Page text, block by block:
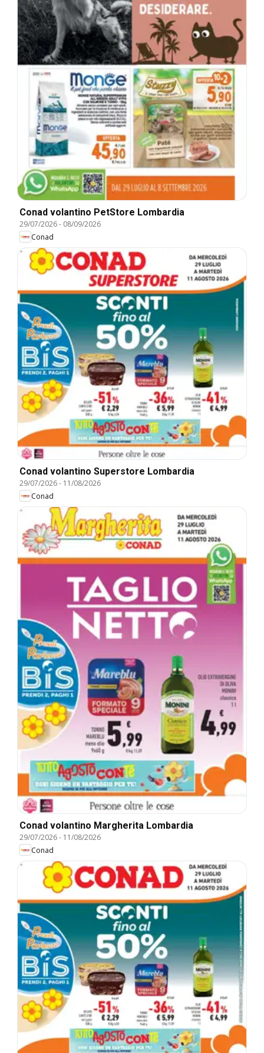
Conad volantino PetStore Lombardia
29/07/2026- 08/09/2026
Conad
Conad volantino Superstore Lombardia
29/07/2026- 11/08/2026
Conad
Conad volantino Margherita Lombardia
29/07/2026- 11/08/2026
Conad